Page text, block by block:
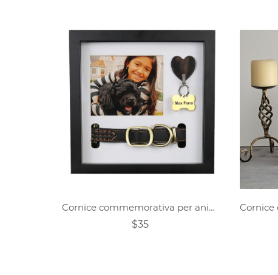
Cornice commemorativa per animali domestici personalizzata, ricordo regalo per cani
$35